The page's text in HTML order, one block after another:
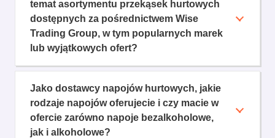
temat asortymentu przekąsek hurtowych
dostępnych za pośrednictwem Wise
Trading Group, w tym popularnych marek
lub wyjątkowych ofert?
Jako dostawcy napojów hurtowych, jakie
rodzaje napojów oferujecie i czy macie w
ofercie zarówno napoje bezalkoholowe,
jak i alkoholowe?